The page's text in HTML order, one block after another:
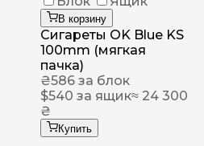
В корзину
Сигареты OK Blue KS
100mm (мягкая
пачка)
₴586 за блок
$540 за ящик≈ 24 300
₴
Купить